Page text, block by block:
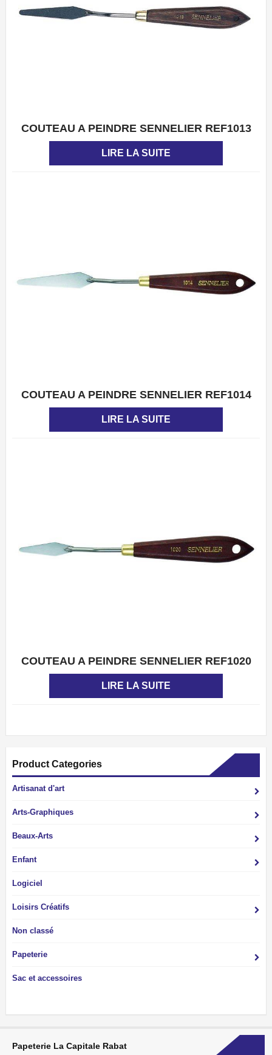
APERÇU
COUTEAU A PEINDRE SENNELIER REF1013
LIRE LA SUITE
APERÇU
COUTEAU A PEINDRE SENNELIER REF1014
LIRE LA SUITE
APERÇU
COUTEAU A PEINDRE SENNELIER REF1020
LIRE LA SUITE
Product Categories
Artisanat d'art
Arts-Graphiques
Beaux-Arts
Enfant
Logiciel
Loisirs Créatifs
Non classé
Papeterie
Sac et accessoires
Papeterie La Capitale Rabat